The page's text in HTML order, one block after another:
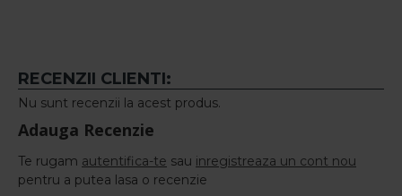
RECENZII CLIENTI:
Nu sunt recenzii la acest produs.
Adauga Recenzie
Te rugam autentifica-te sau inregistreaza un cont nou
pentru a putea lasa o recenzie